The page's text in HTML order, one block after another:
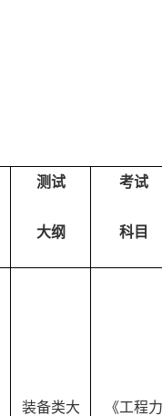
测试
大纲
考试
科目
装备类大
《工程力